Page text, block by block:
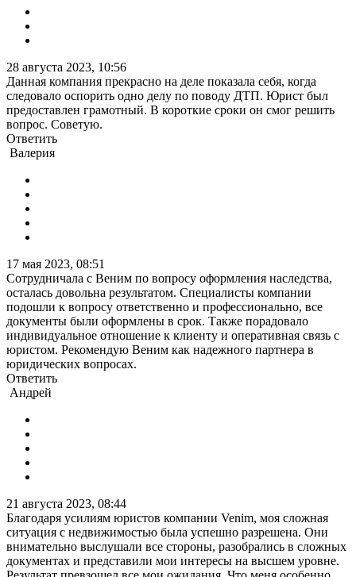
28 августа 2023, 10:56
Данная компания прекрасно на деле показала себя, когда
следовало оспорить одно делу по поводу ДТП. Юрист был
предоставлен грамотный. В короткие сроки он смог решить
вопрос. Советую.
Ответить
Валерия
17 мая 2023, 08:51
Сотрудничала с Веним по вопросу оформления наследства,
осталась довольна результатом. Специалисты компании
подошли к вопросу ответственно и профессионально, все
документы были оформлены в срок. Также порадовало
индивидуальное отношение к клиенту и оперативная связь с
юристом. Рекомендую Веним как надежного партнера в
юридических вопросах.
Ответить
Андрей
21 августа 2023, 08:44
Благодаря усилиям юристов компании Venim, моя сложная
ситуация с недвижимостью была успешно разрешена. Они
внимательно выслушали все стороны, разобрались в сложных
документах и представили мои интересы на высшем уровне.